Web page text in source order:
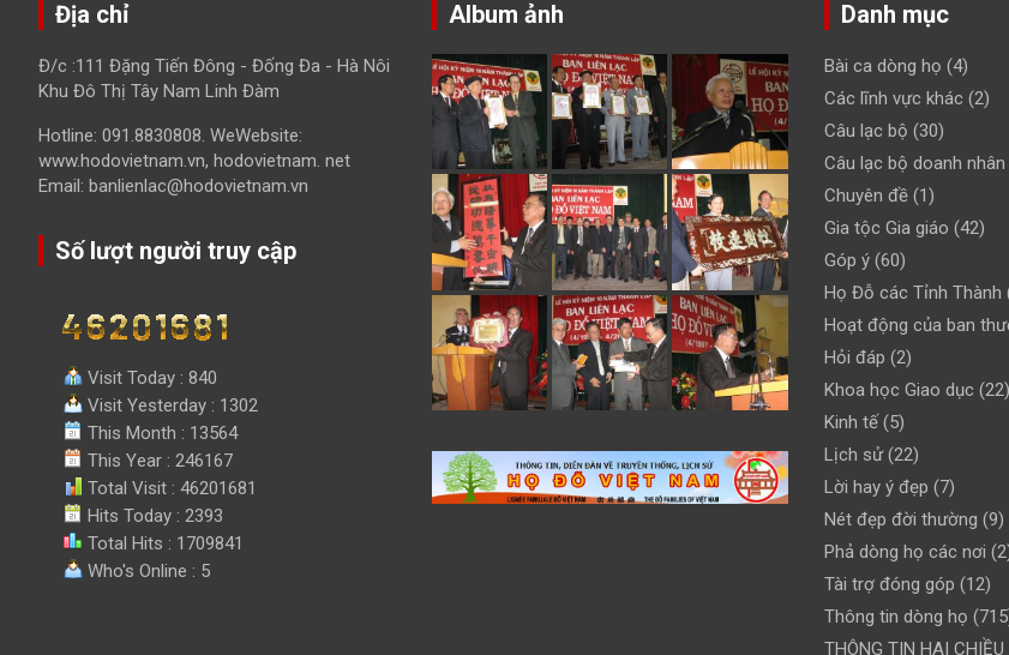
Địa chỉ
Đ/c :111 Đặng Tiến Đông - Đống Đa - Hà Nôi
Khu Đô Thị Tây Nam Linh Đàm
Hotline: 091.8830808. WeWebsite:
www.hodovietnam.vn, hodovietnam. net
Email: banlienlac@hodovietnam.vn
Số lượt người truy cập
Visit Today : 840
Visit Yesterday : 1302
This Month : 13564
This Year : 246167
Total Visit : 46201681
Hits Today : 2393
Total Hits : 1709841
Who's Online : 5
Album ảnh Danh mục
Bài ca dòng họ (4)
Các lĩnh vực khác (2)
Câu lạc bộ (30)
Câu lạc bộ doanh nhân
Chuyên đề (1)
Gia tộc Gia giáo (42)
Góp ý (60)
Họ Đỗ các Tỉnh Thành
Hoạt động của ban
Hỏi đáp (2)
Khoa học Giao dục (22)
Kinh tế(5)
Lịch sử(22)
Lời hay ý đẹp (7)
Nét đẹp đời thường (9)
Phả dòng họ các nơi
Tài trợ đóng góp (12)
Thông tin dòng họ
THÔNG TIN HAI CHIỀU